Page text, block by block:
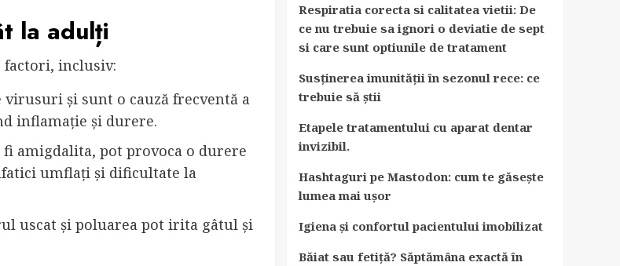
la adulți
factori, inclusiv:
virusuri și sunt o cauză frecventă a
inflamație și durere.
amigdalita, pot provoca o durere
umflați și dificultate la
uscat și poluarea pot irita gâtul și
Respiratia corecta si calitatea vietii: De
ce nu trebuie sa ignori o deviatie de sept
si care sunt optiunile de tratament
Susținerea imunității în sezonul rece: ce
trebuie să știi
Etapele tratamentului cu aparat dentar
invizibil.
Hashtaguri pe Mastodon: cum te găsește
lumea mai ușor
Igiena și confortul pacientului imobilizat
Băiat sau fetiță? Săptămâna exactă în